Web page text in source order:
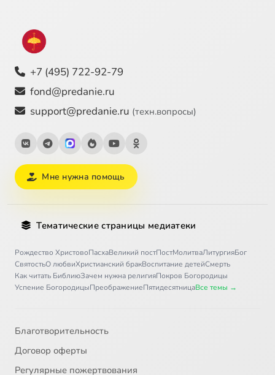
+7 (495) 722-92-79
fond@predanie.ru
support@predanie.ru (техн.вопросы)
Мне нужна помощь
Тематические страницы медиатеки
Рождество ХристовоПасхаВеликий постПостМолитваЛитургияБог
СвятостьО любвиХристианский бракВоспитание детейСмерть
Как читать БиблиюЗачем нужна религияПокров Богородицы
Успение БогородицыПреображениеПятидесятницаВсе темы →
Благотворительность
Договор оферты
Регулярные пожертвования